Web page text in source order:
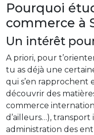
Pourquoi
commerce à
Un intérêt
A priori, pour
tu as déjà une
qui s’en rapprochent
découvrir des
commerce
d’ailleurs…),
administration des